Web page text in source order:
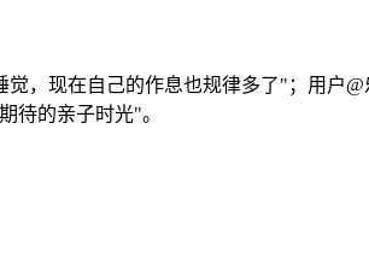
，现在自己的作息也规律多了"；用户
待的亲子时光"。